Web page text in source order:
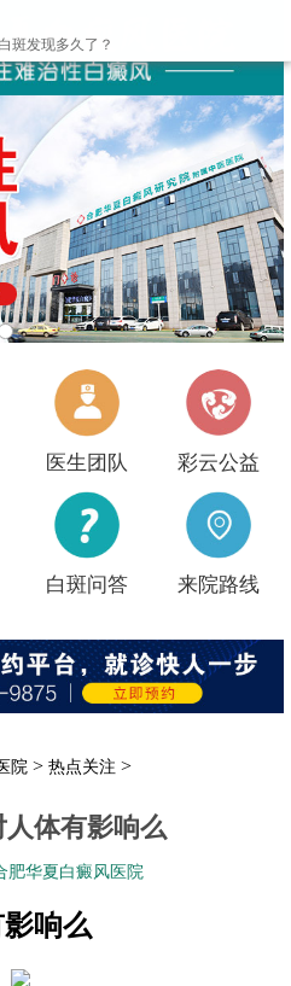
医生团队 彩云公益
白斑问答 来院路线
院 >热点关注 >
体有影响么
肥华夏白癜风医院
响么
斑发现多久了？